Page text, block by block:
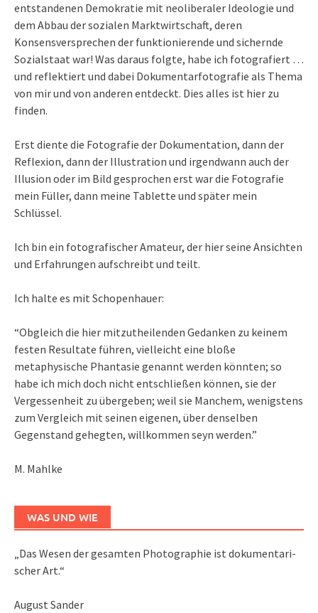
entstandenen Demokratie mit neoliberaler Ideologie und
dem Abbau der sozialen Marktwirtschaft, deren
Konsensversprechen der funktionierende und sichernde
Sozialstaat war! Was daraus folgte, habe ich fotografiert …
und reflektiert und dabei Dokumentarfotografie als Thema
von mir und von anderen entdeckt. Dies alles ist hier zu
finden.
Erst diente die Fotografie der Dokumentation, dann der
Reflexion, dann der Illustration und irgendwann auch der
Illusion oder im Bild gesprochen erst war die Fotografie
mein Füller, dann meine Tablette und später mein
Schlüssel.
Ich bin ein fotografischer Amateur, der hier seine Ansichten
und Erfahrungen aufschreibt und teilt.
Ich halte es mit Schopenhauer:
“Obgleich die hier mitzutheilenden Gedanken zu keinem
festen Resultate führen, vielleicht eine bloße
metaphysische Phantasie genannt werden könnten; so
habe ich mich doch nicht entschließen können, sie der
Vergessenheit zu übergeben; weil sie Manchem, wenigstens
zum Vergleich mit seinen eigenen, über denselben
Gegenstand gehegten, willkommen seyn werden.”
M. Mahlke
WAS UND WIE
„Das We­sen der ge­sam­ten Pho­to­gra­phie ist do­ku­men­ta­ri­
scher Art.“
August Sander